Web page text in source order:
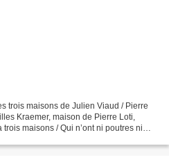
trois maisons de Julien Viaud / Pierre
Kraemer, maison de Pierre Loti,
maisons / Qui n’ont ni poutres ni